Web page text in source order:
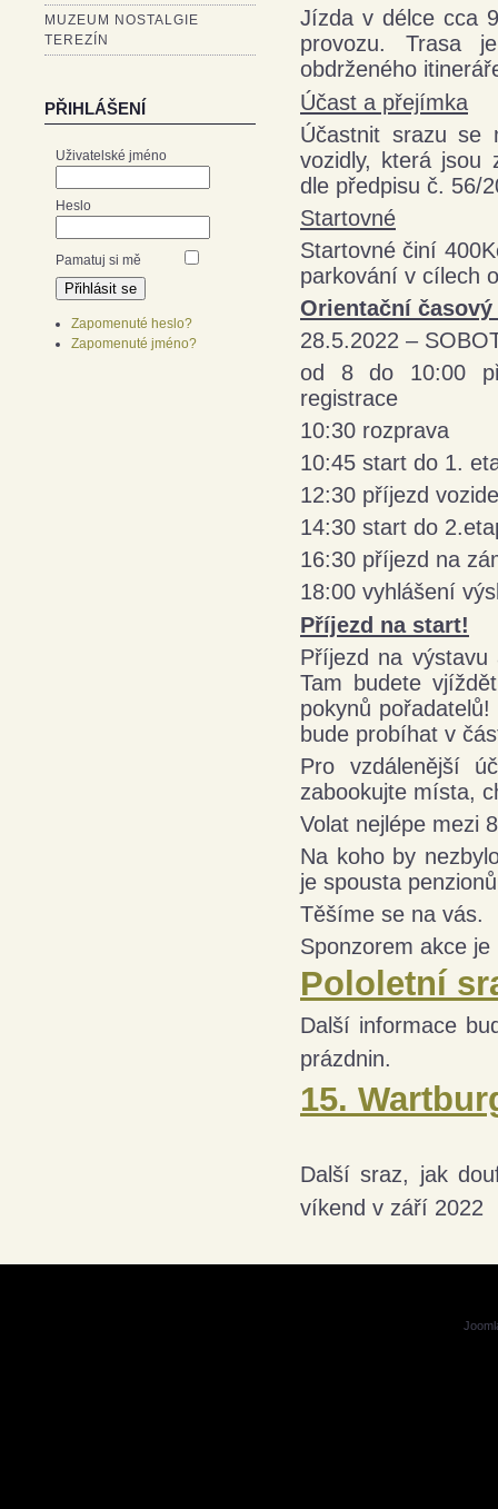
MUZEUM NOSTALGIE
TEREZÍN
PŘIHLÁŠENÍ
Uživatelské jméno
Heslo
Pamatuj si mě
Zapomenuté heslo?
Zapomenuté jméno?
Jízda v délce cca
provozu. Trasa
obdrženého
Účast a přejímka
Účastnit srazu se
vozidly, která jsou
dle předpisu č. 56/
Startovné
Startovné činí
parkování v cílech
Orientační
28.5.2022 –
od 8 do 10:00
registrace
10:30 rozprava
10:45 start do 1.
12:30 příjezd
14:30 start do
16:30 příjezd na
18:00 vyhlášení
Příjezd na start!
Příjezd na
Tam budete
pokynů
bude probíhat v
Pro vzdálenější
zabookujte místa,
Volat nejlépe mezi
Na koho by
je spousta
Těšíme se na vás.
Sponzorem akce je
Pololetní
Další informace
prázdnin.
15.
Další sraz, jak
víkend v září 2022